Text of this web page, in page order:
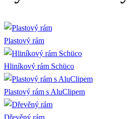
Plastový rám
Hliníkový rám Schüco
Plastový rám s AluClipem
Dřevěný rám